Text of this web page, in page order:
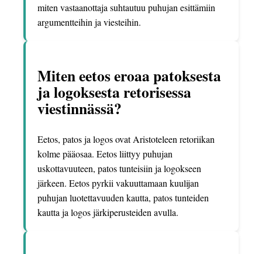
miten vastaanottaja suhtautuu puhujan esittämiin
argumentteihin ja viesteihin.
Miten eetos eroaa patoksesta
ja logoksesta retorisessa
viestinnässä?
Eetos, patos ja logos ovat Aristoteleen retoriikan
kolme pääosaa. Eetos liittyy puhujan
uskottavuuteen, patos tunteisiin ja logokseen
järkeen. Eetos pyrkii vakuuttamaan kuulijan
puhujan luotettavuuden kautta, patos tunteiden
kautta ja logos järkiperusteiden avulla.